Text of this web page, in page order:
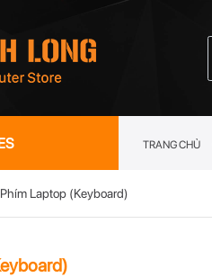
TRANG CHỦ
Phím Laptop (Keyboard)